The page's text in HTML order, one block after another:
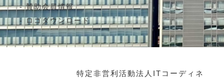
賛助会員情報
ロゴダウンロード
特定非営利活動法人ITコーディネ